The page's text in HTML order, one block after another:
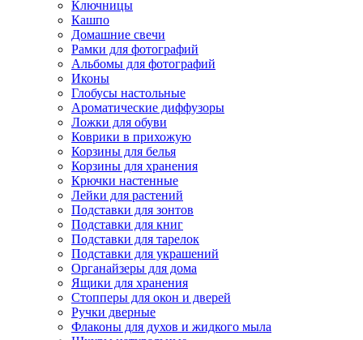
Ключницы
Кашпо
Домашние свечи
Рамки для фотографий
Альбомы для фотографий
Иконы
Глобусы настольные
Ароматические диффузоры
Ложки для обуви
Коврики в прихожую
Корзины для белья
Корзины для хранения
Крючки настенные
Лейки для растений
Подставки для зонтов
Подставки для книг
Подставки для тарелок
Подставки для украшений
Органайзеры для дома
Ящики для хранения
Стопперы для окон и дверей
Ручки дверные
Флаконы для духов и жидкого мыла